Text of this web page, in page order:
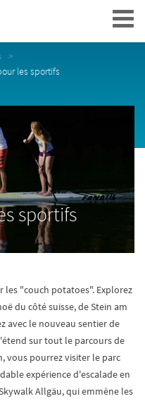
Navigation
les sportifs
sportifs
les "couch potatoes". Explorez
du côté suisse, de Stein am
avec le nouveau sentier de
sur tout le parcours de
vous pourrez visiter le parc
expérience d'escalade en
Allgäu, qui emmène les